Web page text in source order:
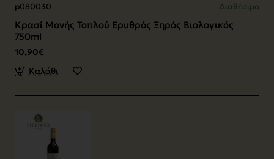
p080030 Διαθέσιμο
Κρασί Μονής Τοπλού Ερυθρός Ξηρός Βιολογικός
750ml
10,90€
Καλάθι